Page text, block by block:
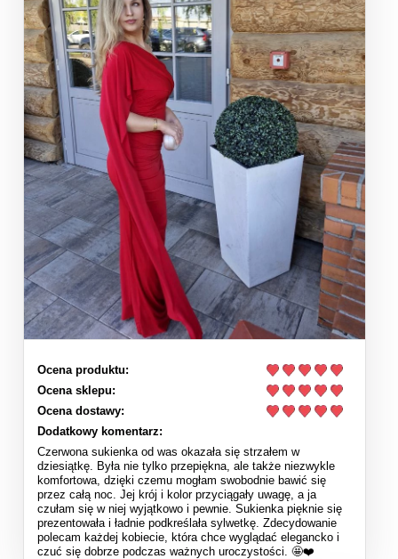
Ocena produktu:
Ocena sklepu:
Ocena dostawy:
Dodatkowy komentarz:
Czerwona sukienka od was okazała się strzałem w
dziesiątkę. Była nie tylko przepiękna, ale także niezwykle
komfortowa, dzięki czemu mogłam swobodnie bawić się
przez całą noc. Jej krój i kolor przyciągały uwagę, a ja
czułam się w niej wyjątkowo i pewnie. Sukienka pięknie się
prezentowała i ładnie podkreślała sylwetkę. Zdecydowanie
polecam każdej kobiecie, która chce wyglądać elegancko i
czuć się dobrze podczas ważnych uroczystości. 🤩❤️